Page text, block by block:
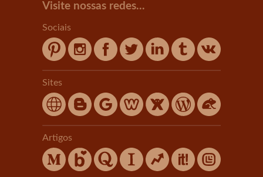
Visite nossas redes...
Sociais
Sites
Artigos